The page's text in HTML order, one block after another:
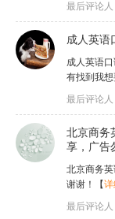
最后评论人
成人英语
成人英语
有找到我
最后评论
北京商务
享，广告
北京商务
谢谢！
【详
最后评论